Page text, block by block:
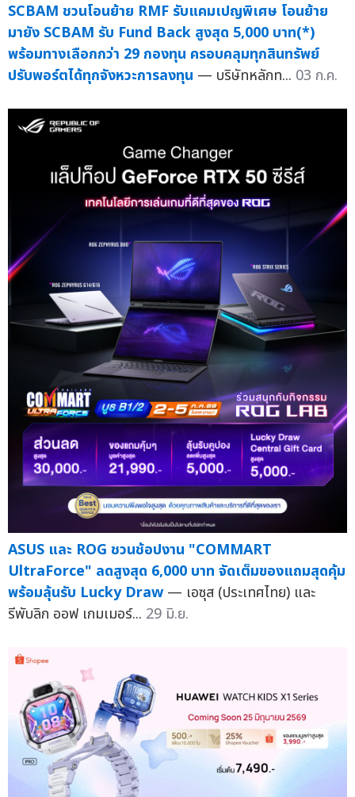
SCBAM ชวนโอนย้าย RMF รับแคมเปญพิเศษ โอนย้าย
มายัง SCBAM รับ Fund Back สูงสุด 5,000 บาท(*)
พร้อมทางเลือกกว่า 29 กองทุน ครอบคลุมทุกสินทรัพย์
ปรับพอร์ตได้ทุกจังหวะการลงทุน — บริษัทหลักท... 03 ก.ค.
ASUS และ ROG ชวนช้อปงาน "COMMART
UltraForce" ลดสูงสุด 6,000 บาท จัดเต็มของแถมสุดคุ้ม
พร้อมลุ้นรับ Lucky Draw — เอซุส (ประเทศไทย) และ
รีพับลิก ออฟ เกมเมอร์... 29 มิ.ย.